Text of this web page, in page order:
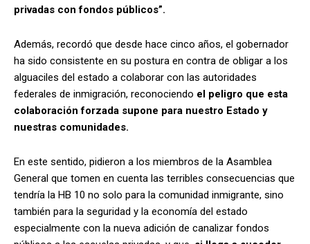
privadas con fondos públicos”.
Además, recordó que desde hace cinco años, el gobernador
ha sido consistente en su postura en contra de obligar a los
alguaciles del estado a colaborar con las autoridades
federales de inmigración, reconociendo el peligro que esta
colaboración forzada supone para nuestro Estado y
nuestras comunidades.
En este sentido, pidieron a los miembros de la Asamblea
General que tomen en cuenta las terribles consecuencias que
tendría la HB 10 no solo para la comunidad inmigrante, sino
también para la seguridad y la economía del estado
especialmente con la nueva adición de canalizar fondos